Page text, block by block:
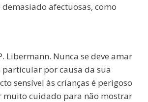
afectuosas, como
Libermann. Nunca se deve amar
particular por causa da sua
sensível às crianças é perigoso
muito cuidado para não mostrar